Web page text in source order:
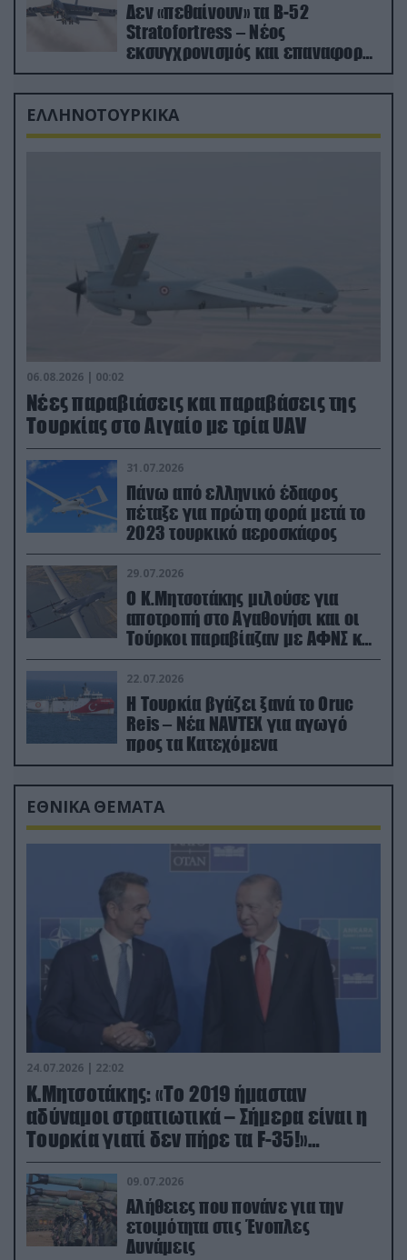
Δεν «πεθαίνουν» τα Β-52
Stratofortress – Νέος
εκσυγχρονισμός και επαναφορά
από τα «νεκροταφεία»
ΕΛΛΗΝΟΤΟΥΡΚΙΚΑ
06.08.2026 | 00:02
Νέες παραβιάσεις και παραβάσεις της
Τουρκίας στο Αιγαίο με τρία UAV
31.07.2026
Πάνω από ελληνικό έδαφος
πέταξε για πρώτη φορά μετά το
2023 τουρκικό αεροσκάφος
29.07.2026
Ο Κ.Μητσοτάκης μιλούσε για
αποτροπή στο Αγαθονήσι και οι
Τούρκοι παραβίαζαν με ΑΦΝΣ και
drone
22.07.2026
Η Τουρκία βγάζει ξανά το Oruc
Reis – Νέα NAVTEX για αγωγό
προς τα Κατεχόμενα
ΕΘΝΙΚΑ ΘΕΜΑΤΑ
24.07.2026 | 22:02
Κ.Μητσοτάκης: «Το 2019 ήμασταν
αδύναμοι στρατιωτικά – Σήμερα είναι η
Τουρκία γιατί δεν πήρε τα F-35!»
(βίντεο)
09.07.2026
Αλήθειες που πονάνε για την
ετοιμότητα στις Ένοπλες
Δυνάμεις